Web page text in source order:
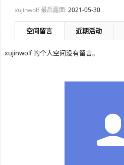
xujinwolf 最后露面: 2021-05-30
空间留言 近期活动
xujinwolf 的个人空间没有留言。